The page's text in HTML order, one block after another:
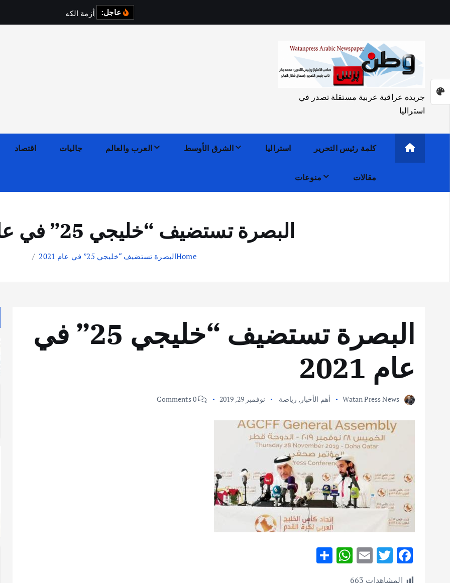
عاجل: أزمة ا كه رباء في
جريدة عراقية عربية مستقلة تصدر في
استراليا
كلمة رئيس التحرير استراليا الشرق الأوسط العرب والعالم جاليات اقتصاد
مقالات منوعات
البصرة تستضيف “خليجي 25” في عام 2021
Homeالبصرة تستضيف “خليجي 25” في عام 2021
البصرة تستضيف “خليجي 25” في
عام 2021
Watan Press News أهم الأخبار , رياضة نوفمبر 29, 2019 0 Comments
F
ac
T
w
E
W
المشاهدات 663